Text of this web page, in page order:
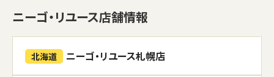
ニーゴ・リユース店舗情報
北海道 ニーゴ・リユース札幌店